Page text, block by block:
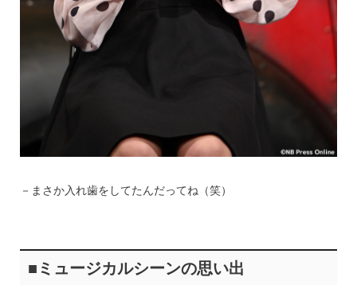
－まさか入れ歯をしてたんだってね（笑）
■ミュージカルシーンの思い出